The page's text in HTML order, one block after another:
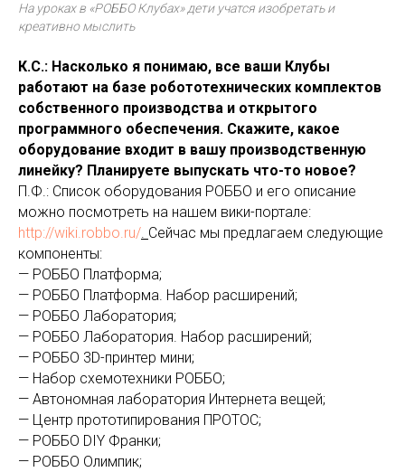
На уроках в «РОББО Клубах» дети учатся изобретать и
креативно мыслить
К.С.: Насколько я понимаю, все ваши Клубы
работают на базе робототехнических комплектов
собственного производства и открытого
программного обеспечения. Скажите, какое
оборудование входит в вашу производственную
линейку? Планируете выпускать что-то новое?
П.Ф.: Список оборудования РОББО и его описание
можно посмотреть на нашем вики-портале:
http://wiki.robbo.ru/. Сейчас мы предлагаем следующие
компоненты:
— РОББО Платформа;
— РОББО Платформа. Набор расширений;
— РОББО Лаборатория;
— РОББО Лаборатория. Набор расширений;
— РОББО 3D-принтер мини;
— Набор схемотехники РОББО;
— Автономная лаборатория Интернета вещей;
— Центр прототипирования ПРОТОС;
— РОББО DIY Франки;
— РОББО Олимпик;